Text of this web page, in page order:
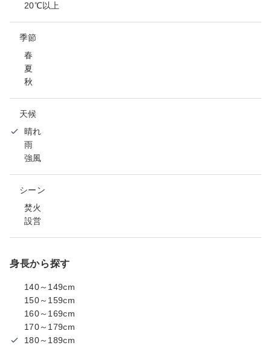
20℃以上
季節
春
夏
秋
天候
晴れ
雨
強風
シーン
焚火
設営
身長から探す
140～149cm
150～159cm
160～169cm
170～179cm
180～189cm